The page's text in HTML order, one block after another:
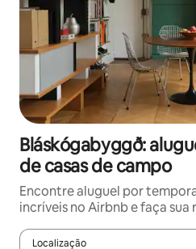
Bláskógabyggð:
de casas de campo
Encontre aluguel por
incríveis no Airbnb e faça sua
Localização